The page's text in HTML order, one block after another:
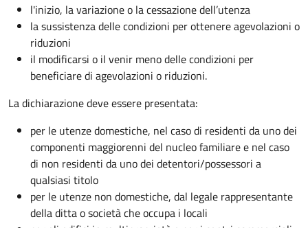
l'inizio, la variazione o la cessazione dell’utenza
la sussistenza delle condizioni per ottenere agevolazioni o
riduzioni
il modificarsi o il venir meno delle condizioni per
beneficiare di agevolazioni o riduzioni.
La dichiarazione deve essere presentata:
per le utenze domestiche, nel caso di residenti da uno dei
componenti maggiorenni del nucleo familiare e nel caso
di non residenti da uno dei detentori/possessori a
qualsiasi titolo
per le utenze non domestiche, dal legale rappresentante
della ditta o società che occupa i locali